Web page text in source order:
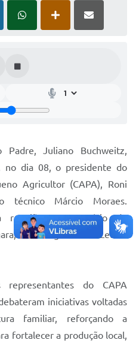
Juliano Buchweitz,
no dia 08, o presidente do
Agricultor (CAPA), Roni
técnico Márcio Moraes.
reunião o secretário de
e a agrônoma Letícia
do CAPA
iniciativas voltadas
familiar, reforçando a
fortalecer a produção local,